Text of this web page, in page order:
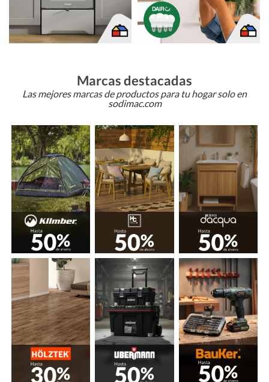
Marcas destacadas
Las mejores marcas de productos para tu hogar solo en
sodimac.com